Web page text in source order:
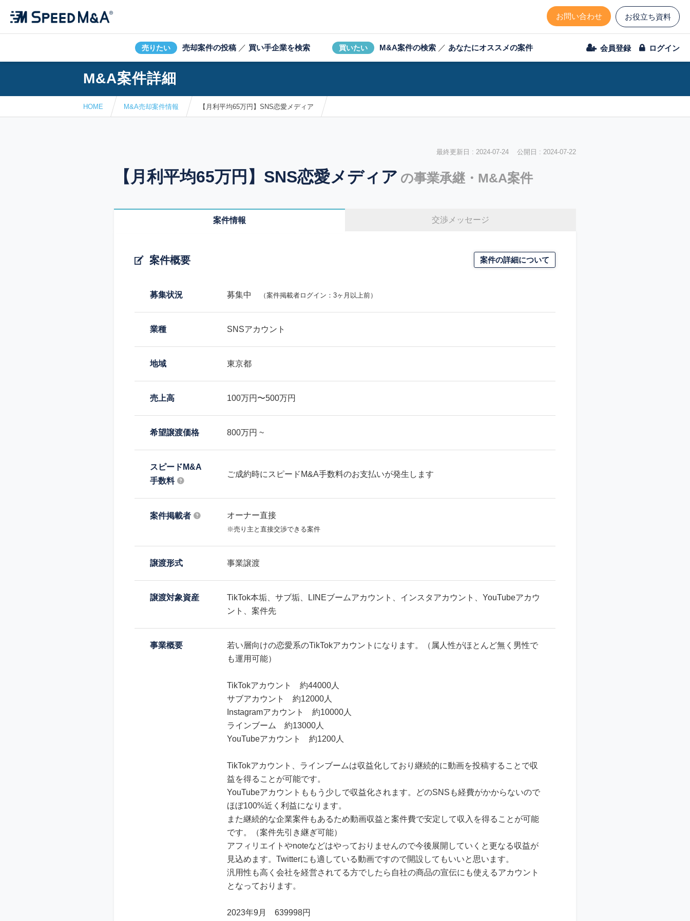
お問い合わせ お役立ち資料
売りたい 売却案件の投稿 ／ 買い手企業を検索 買いたい M&A案件の検索 ／ あなたにオススメの案件 会員登録 ログイン
M&A案件詳細
HOME M&A売却案件情報 【月利平均65万円】SNS恋愛メディア
最終更新日 : 2024-07-24 公開日 : 2024-07-22
【月利平均65万円】SNS恋愛メディア の事業承継・M&A案件
案件情報 交渉メッセージ
案件概要 案件の詳細について
募集状況 募集中 （案件掲載者ログイン：3ヶ月以上前）
業種 SNSアカウント
地域 東京都
売上高 100万円〜500万円
希望譲渡価格 800万円 ~
スピードM&A
手数料
ご成約時にスピードM&A手数料のお支払いが発生します
案件掲載者 オーナー直接
※売り主と直接交渉できる案件
譲渡形式 事業譲渡
譲渡対象資産
TikTok本垢、サブ垢、LINEブームアカウント、インスタアカウント、YouTubeアカウ
ント、案件先
事業概要
若い層向けの恋愛系のTikTokアカウントになります。（属人性がほとんど無く男性で
も運用可能）
TikTokアカウント 約44000人
サブアカウント 約12000人
Instagramアカウント 約10000人
ラインブーム 約13000人
YouTubeアカウント 約1200人
TikTokアカウント、ラインブームは収益化しており継続的に動画を投稿することで収
益を得ることが可能です。
YouTubeアカウントももう少しで収益化されます。どのSNSも経費がかからないので
ほぼ100%近く利益になります。
また継続的な企業案件もあるため動画収益と案件費で安定して収入を得ることが可能
です。（案件先引き継ぎ可能）
アフィリエイトやnoteなどはやっておりませんので今後展開していくと更なる収益が
見込めます。Twitterにも適している動画ですので開設してもいいと思います。
汎用性も高く会社を経営されてる方でしたら自社の商品の宣伝にも使えるアカウント
となっております。
2023年9月 639998円